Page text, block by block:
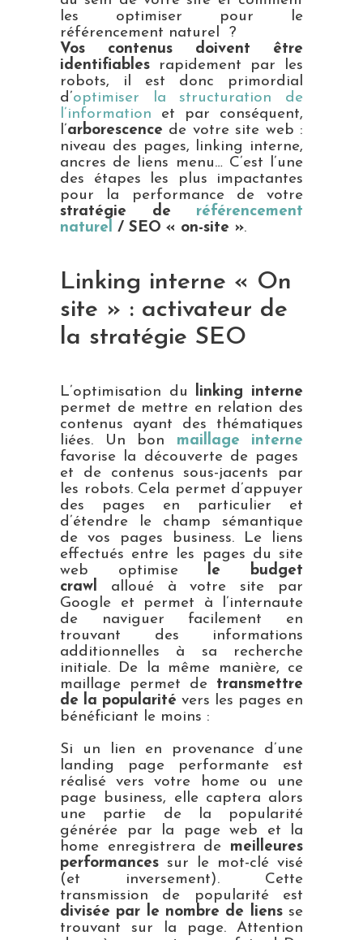
les optimiser pour le
référencement naturel ?
Vos contenus doivent être
identifiables rapidement par les
robots, il est donc primordial
d’optimiser la structuration de
l’information et par conséquent,
l’arborescence de votre site web :
niveau des pages, linking interne,
ancres de liens menu… C’est l’une
des étapes les plus impactantes
pour la performance de votre
stratégie de référencement
naturel / SEO « on-site ».
Linking interne « On
site » : activateur de
la stratégie SEO
L’optimisation du linking interne
permet de mettre en relation des
contenus ayant des thématiques
liées. Un bon maillage interne
favorise la découverte de pages
et de contenus sous-jacents par
les robots. Cela permet d’appuyer
des pages en particulier et
d’étendre le champ sémantique
de vos pages business. Le liens
effectués entre les pages du site
web optimise le budget
crawl alloué à votre site par
Google et permet à l’internaute
de naviguer facilement en
trouvant des informations
additionnelles à sa recherche
initiale. De la même manière, ce
maillage permet de transmettre
de la popularité vers les pages en
bénéficiant le moins :
Si un lien en provenance d’une
landing page performante est
réalisé vers votre home ou une
page business, elle captera alors
une partie de la popularité
générée par la page web et la
home enregistrera de meilleures
performances sur le mot-clé visé
(et inversement). Cette
transmission de popularité est
divisée par le nombre de liensse
trouvant sur la page. Attention